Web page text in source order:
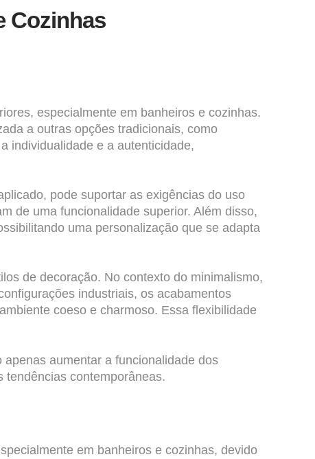
Cozinhas
especialmente em banheiros e cozinhas.
a outras opções tradicionais, como
individualidade e a autenticidade,
pode suportar as exigências do uso
de uma funcionalidade superior. Além disso,
uma personalização que se adapta
de decoração. No contexto do minimalismo,
industriais, os acabamentos
coeso e charmoso. Essa flexibilidade
aumentar a funcionalidade dos
tendências contemporâneas.
em banheiros e cozinhas, devido